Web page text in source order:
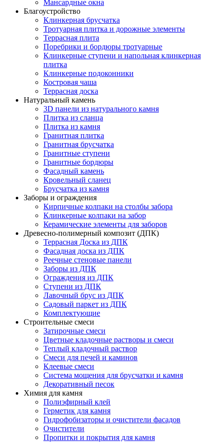
Мансардные окна
Благоустройство
Клинкерная брусчатка
Тротуарная плитка и дорожные элементы
Террасная плита
Поребрики и бордюры тротуарные
Клинкерные ступени и напольная клинкерная
плитка
Клинкерные подоконники
Костровая чаша
Террасная доска
Натуральный камень
3D панели из натурального камня
Плитка из сланца
Плитка из камня
Гранитная плитка
Гранитная брусчатка
Гранитные ступени
Гранитные бордюры
Фасадный камень
Кровельный сланец
Брусчатка из камня
Заборы и ограждения
Кирпичные колпаки на столбы забора
Клинкерные колпаки на забор
Керамические элементы для заборов
Древесно-полимерный композит (ДПК)
Террасная Доска из ДПК
Фасадная доска из ДПК
Реечные стеновые панели
Заборы из ДПК
Ограждения из ДПК
Ступени из ДПК
Лавочный брус из ДПК
Садовый паркет из ДПК
Комплектующие
Строительные смеси
Затирочные смеси
Цветные кладочные растворы и смеси
Теплый кладочный раствор
Смеси для печей и каминов
Клеевые смеси
Система мощения для брусчатки и камня
Декоративный песок
Химия для камня
Полиэфирный клей
Герметик для камня
Гидрофобизаторы и очистители фасадов
Очистители
Пропитки и покрытия для камня